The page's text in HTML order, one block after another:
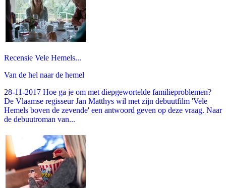
Recensie Vele Hemels...
Van de hel naar de hemel
28-11-2017 Hoe ga je om met diepgewortelde familieproblemen?
De Vlaamse regisseur Jan Matthys wil met zijn debuutfilm 'Vele
Hemels boven de zevende' een antwoord geven op deze vraag. Naar
de debuutroman van...